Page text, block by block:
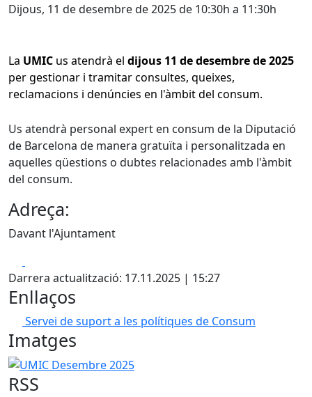
Dijous, 11 de desembre de 2025 de 10:30h a 11:30h
La UMIC us atendrà el dijous 11 de desembre de 2025
per gestionar i tramitar consultes, queixes,
reclamacions i denúncies en l'àmbit del consum.
Us atendrà personal expert en consum de la Diputació
de Barcelona de manera gratuïta i personalitzada en
aquelles qüestions o dubtes relacionades amb l'àmbit
del consum.
Adreça:
Davant l'Ajuntament
Darrera actualització: 17.11.2025 | 15:27
Enllaços
Servei de suport a les polítiques de Consum
Imatges
UMIC Desembre 2025
RSS